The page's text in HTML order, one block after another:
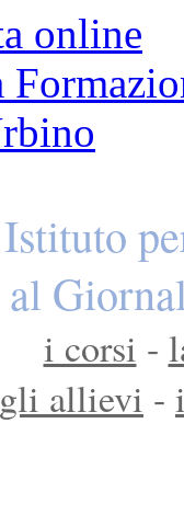
Istituto
al
i corsi -
gli allievi -